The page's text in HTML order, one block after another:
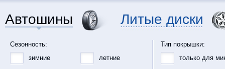
Автошины Литые диски
Сезонность:
зимние
летние
Тип покрышки:
только для